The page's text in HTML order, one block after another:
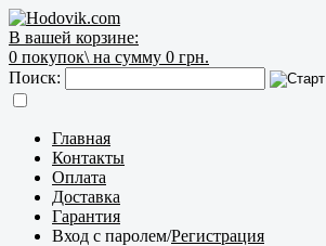
В вашей корзине:
0 покупок\ на сумму 0 грн.
Поиск:
Главная
Контакты
Оплата
Доставка
Гарантия
Вход с паролем/Регистрация